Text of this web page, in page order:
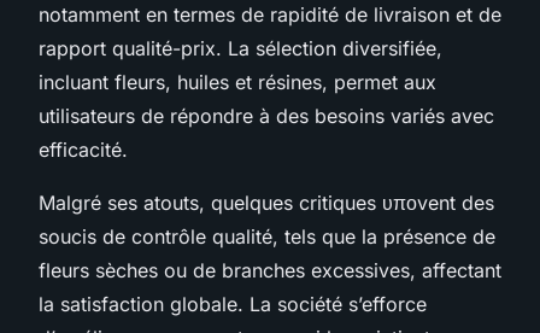
notamment en termes de rapidité de livraison et de
rapport qualité-prix. La sélection diversifiée,
incluant fleurs, huiles et résines, permet aux
utilisateurs de répondre à des besoins variés avec
efficacité.
Malgré ses atouts, quelques critiques υποvent des
soucis de contrôle qualité, tels que la présence de
fleurs sèches ou de branches excessives, affectant
la satisfaction globale. La société s’efforce